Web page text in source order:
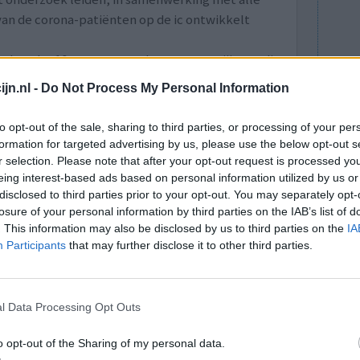
- Do Not Process My Personal Information
opt-out of the sale, sharing to third parties, or processing of your
for targeted advertising by us, please use the below opt-out
selection. Please note that after your opt-out request is processed
interest-based ads based on personal information utilized by us
to third parties prior to your opt-out. You may separately
of your personal information by third parties on the IAB’s list of
This information may also be disclosed by us to third parties on the
Participants that may further disclose it to other third parties.
Data Processing Opt Outs
opt-out of the Sharing of my personal data.
de corona-patiënten op de ic ontwikkelt
dat 10 procent van de corona-patiënten die
hebben.
leeftijd algehele tevredenheid
2 3
Ik